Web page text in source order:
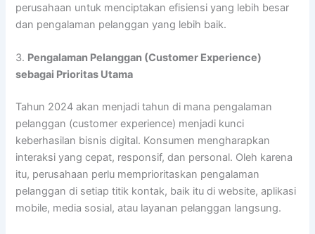
perusahaan untuk menciptakan efisiensi yang lebih besar
dan pengalaman pelanggan yang lebih baik.
3. Pengalaman Pelanggan (Customer Experience)
sebagai Prioritas Utama
Tahun 2024 akan menjadi tahun di mana pengalaman
pelanggan (customer experience) menjadi kunci
keberhasilan bisnis digital. Konsumen mengharapkan
interaksi yang cepat, responsif, dan personal. Oleh karena
itu, perusahaan perlu memprioritaskan pengalaman
pelanggan di setiap titik kontak, baik itu di website, aplikasi
mobile, media sosial, atau layanan pelanggan langsung.